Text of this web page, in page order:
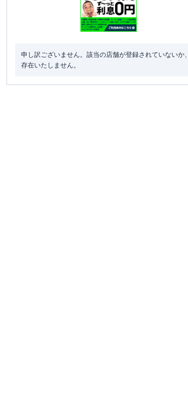
申し訳ございません。該当の店舗が登録されていないか、
存在いたしません。